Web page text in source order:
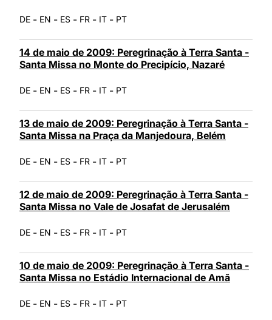
DE - EN - ES - FR - IT - PT
14 de maio de 2009: Peregrinação à Terra Santa -
Santa Missa no Monte do Precipício, Nazaré
DE - EN - ES - FR - IT - PT
13 de maio de 2009: Peregrinação à Terra Santa -
Santa Missa na Praça da Manjedoura, Belém
DE - EN - ES - FR - IT - PT
12 de maio de 2009: Peregrinação à Terra Santa -
Santa Missa no Vale de Josafat de Jerusalém
DE - EN - ES - FR - IT - PT
10 de maio de 2009: Peregrinação à Terra Santa -
Santa Missa no Estádio Internacional de Amã
DE - EN - ES - FR - IT - PT